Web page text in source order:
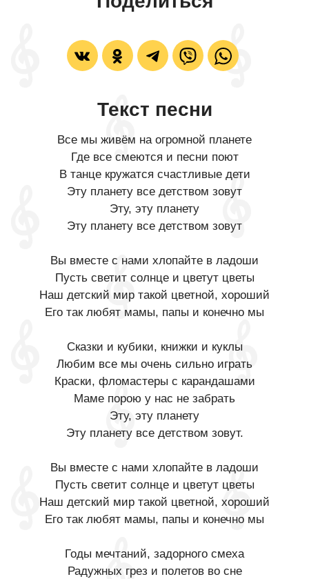
Текст песни
Все мы живём на огромной планете
Где все смеются и песни поют
В танце кружатся счастливые дети
Эту планету все детством зовут
Эту, эту планету
Эту планету все детством зовут
Вы вместе с нами хлопайте в ладоши
Пусть светит солнце и цветут цветы
Наш детский мир такой цветной, хороший
Его так любят мамы, папы и конечно мы
Сказки и кубики, книжки и куклы
Любим все мы очень сильно играть
Краски, фломастеры с карандашами
Маме порою у нас не забрать
Эту, эту планету
Эту планету все детством зовут.
Вы вместе с нами хлопайте в ладоши
Пусть светит солнце и цветут цветы
Наш детский мир такой цветной, хороший
Его так любят мамы, папы и конечно мы
Годы мечтаний, задорного смеха
Радужных грез и полетов во сне